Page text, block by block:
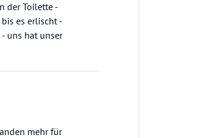
der Toilette -
es erlischt -
uns hat unser
mehr für